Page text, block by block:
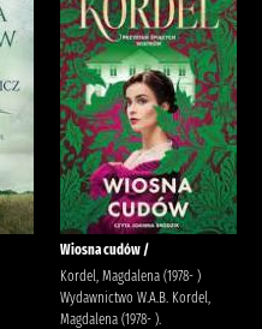
Wiosna cudów /
Kordel, Magdalena (1978- )
Wydawnictwo W.A.B. Kordel,
Magdalena (1978- ).